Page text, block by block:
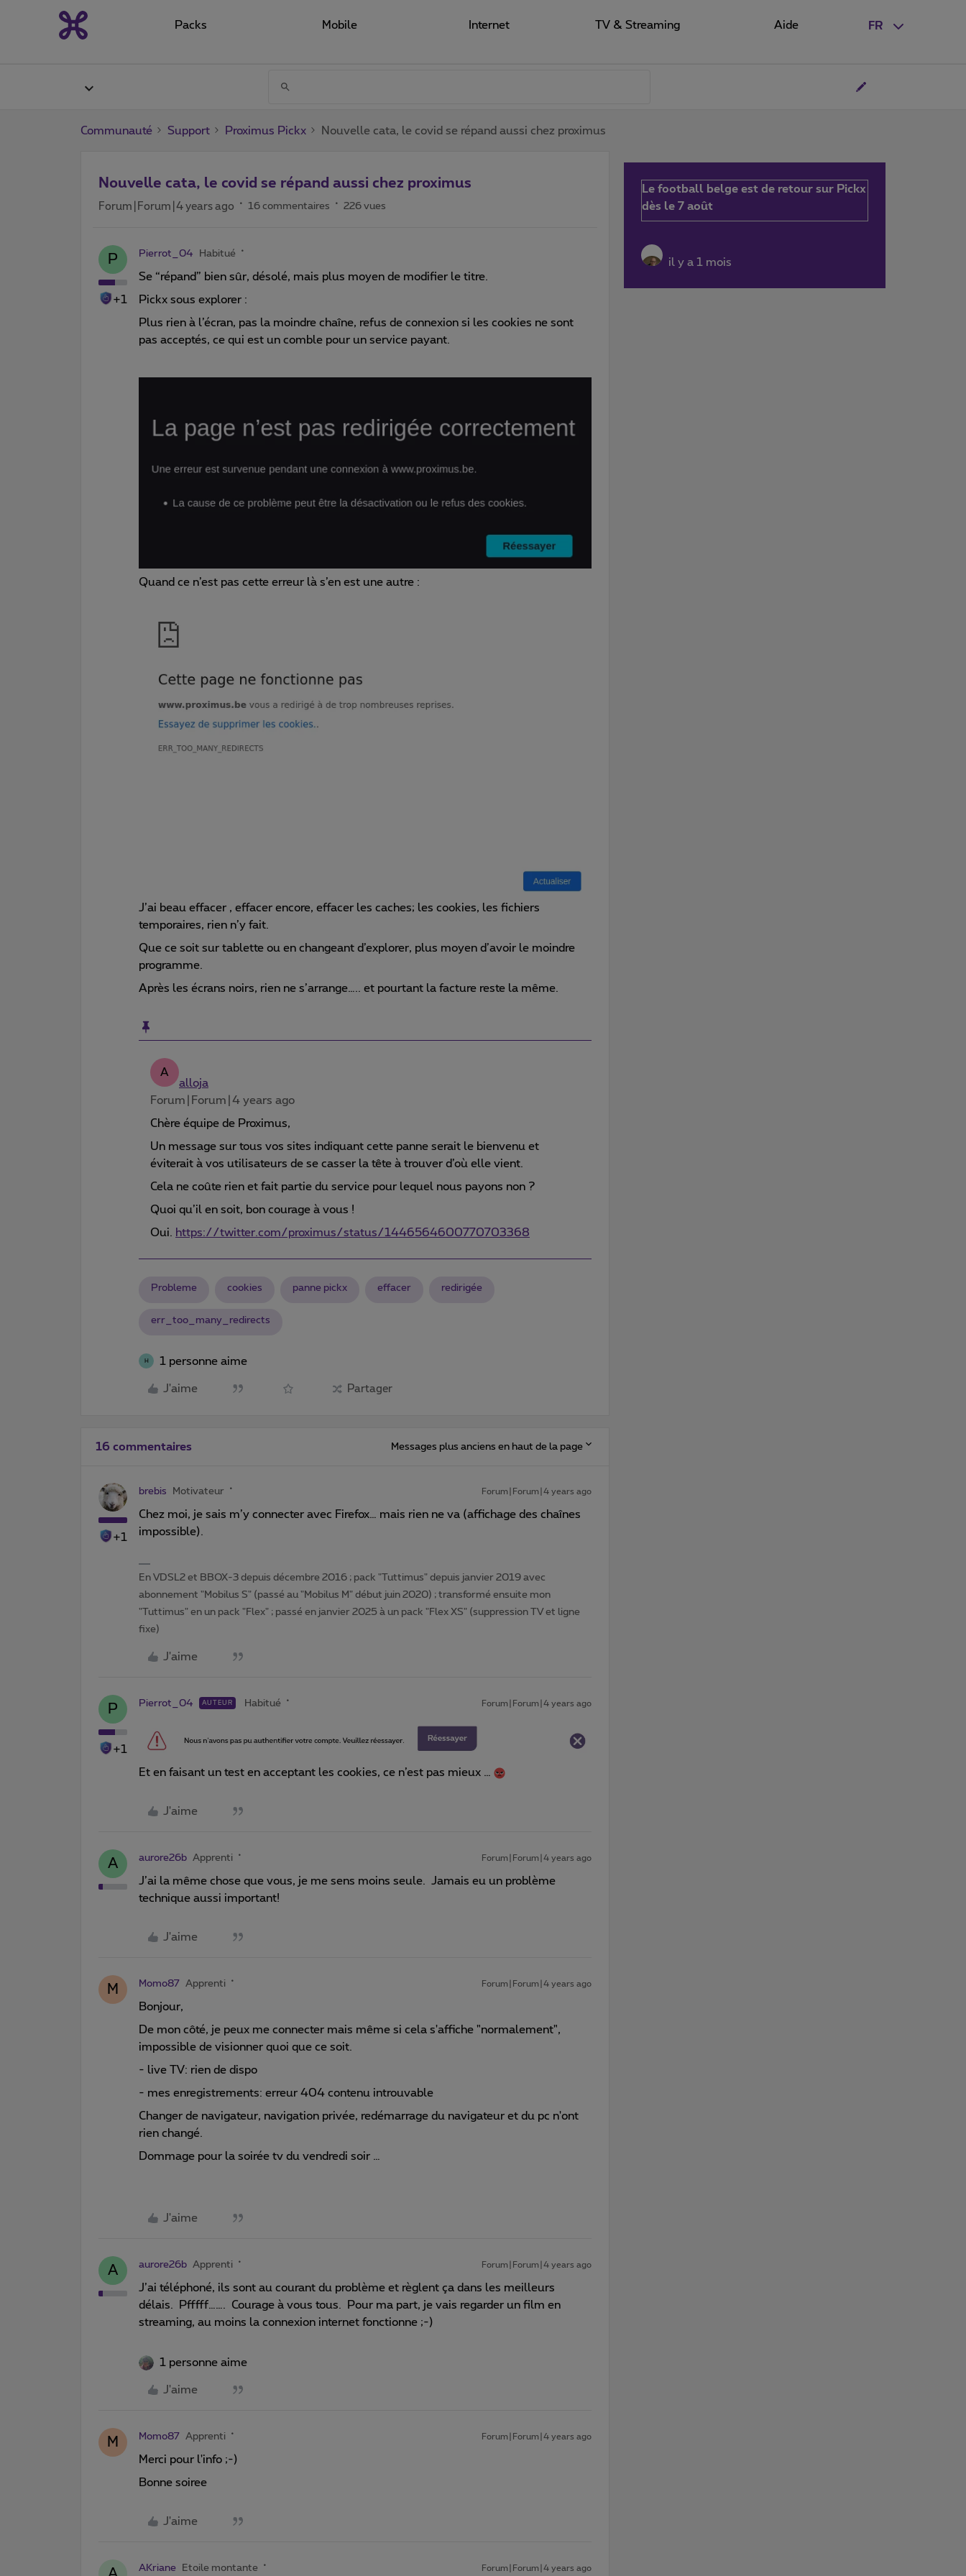
FR
Packs Mobile Internet TV & Streaming Aide
Communauté Support Proximus Pickx Nouvelle cata, le covid se répand aussi chez proximus
Nouvelle cata, le covid se répand aussi chez proximus
Forum|Forum|4 years ago 16 commentaires 226 vues
P
+1
Pierrot_04 Habitué
Se “répand” bien sûr, désolé, mais plus moyen de modifier le titre.
Pickx sous explorer :
Plus rien à l’écran, pas la moindre chaîne, refus de connexion si les cookies ne sont
pas acceptés, ce qui est un comble pour un service payant.
Quand ce n’est pas cette erreur là s’en est une autre :
J’ai beau effacer , effacer encore, effacer les caches; les cookies, les fichiers
temporaires, rien n’y fait.
Que ce soit sur tablette ou en changeant d’explorer, plus moyen d’avoir le moindre
programme.
Après les écrans noirs, rien ne s’arrange….. et pourtant la facture reste la même.
A
alloja
Forum|Forum|4 years ago
Chère équipe de Proximus,
Un message sur tous vos sites indiquant cette panne serait le bienvenu et
éviterait à vos utilisateurs de se casser la tête à trouver d’où elle vient.
Cela ne coûte rien et fait partie du service pour lequel nous payons non ?
Quoi qu’il en soit, bon courage à vous !
Oui.
https://twitter.com/proximus/status/1446564600770703368
Probleme cookies panne pickx effacer redirigée
err_too_many_redirects
H 1 personne aime
J'aime Partager
16 commentaires Messages plus anciens en haut de la page
+1
brebis Motivateur Forum|Forum|4 years ago
Chez moi, je sais m’y connecter avec Firefox… mais rien ne va (affichage des chaînes
impossible).
En VDSL2 et BBOX-3 depuis décembre 2016 ; pack "Tuttimus" depuis janvier 2019 avec
abonnement "Mobilus S" (passé au "Mobilus M" début juin 2020) ; transformé ensuite mon
"Tuttimus" en un pack "Flex" ; passé en janvier 2025 à un pack "Flex XS" (suppression TV et ligne
fixe)
J'aime
P
+1
Pierrot_04 AUTEUR Habitué Forum|Forum|4 years ago
Et en faisant un test en acceptant les cookies, ce n’est pas mieux …
J'aime
A aurore26b Apprenti Forum|Forum|4 years ago
J’ai la même chose que vous, je me sens moins seule. Jamais eu un problème
technique aussi important!
J'aime
M Momo87 Apprenti Forum|Forum|4 years ago
Bonjour,
De mon côté, je peux me connecter mais même si cela s'affiche "normalement",
impossible de visionner quoi que ce soit.
- live TV: rien de dispo
- mes enregistrements: erreur 404 contenu introuvable
Changer de navigateur, navigation privée, redémarrage du navigateur et du pc n'ont
rien changé.
Dommage pour la soirée tv du vendredi soir …
J'aime
A aurore26b Apprenti Forum|Forum|4 years ago
J’ai téléphoné, ils sont au courant du problème et règlent ça dans les meilleurs
délais. Pfffff……. Courage à vous tous. Pour ma part, je vais regarder un film en
streaming, au moins la connexion internet fonctionne ;-)
1 personne aime
J'aime
M Momo87 Apprenti Forum|Forum|4 years ago
Merci pour l'info ;-)
Bonne soiree
J'aime
AKriane Etoile montante Forum|Forum|4 years ago
Le football belge est de retour sur Pickx
dès le 7 août
il y a 1 mois